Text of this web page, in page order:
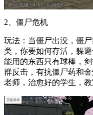
2、僵尸危机
玩法：当僵尸出没，僵
类，你要如何存活，躲
能用的东西只有球棒，
群反击，有抗僵尸药和
老师，治愈好的学生，